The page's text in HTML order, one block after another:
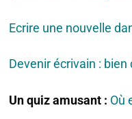
Ecrire une nouvelle
Devenir écrivain :
Un quiz amusant : Où